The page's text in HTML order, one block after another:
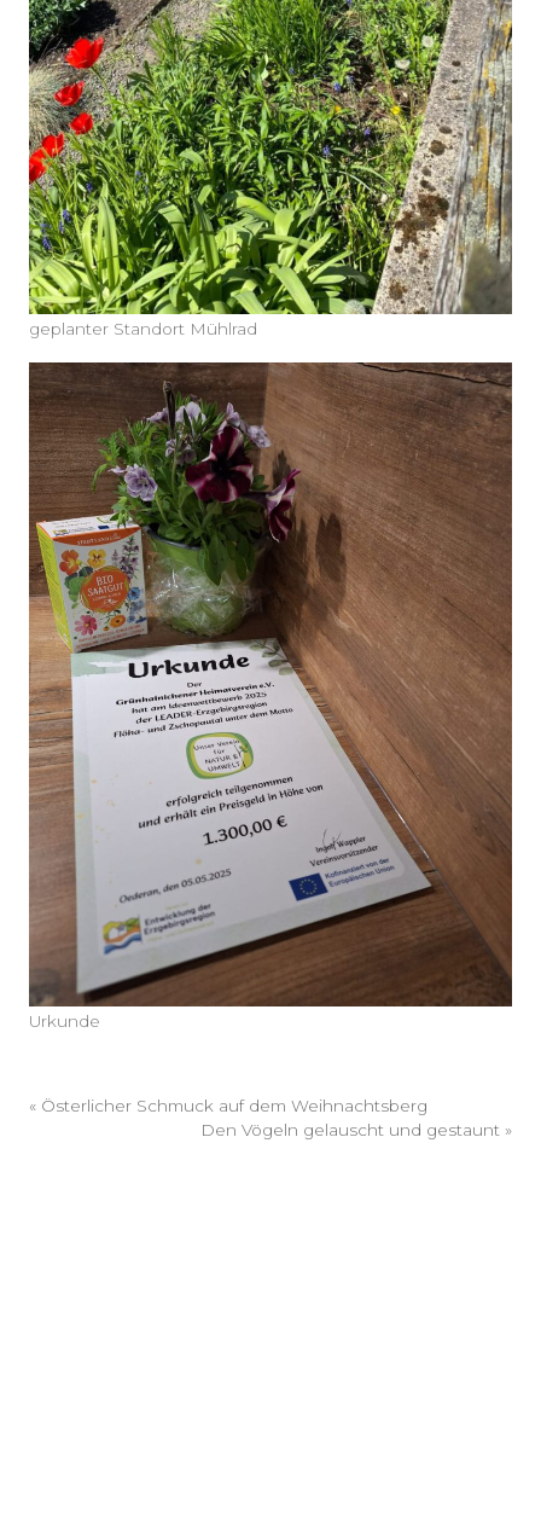
geplanter Standort Mühlrad
Urkunde
« Österlicher Schmuck auf dem Weihnachtsberg
Den Vögeln gelauscht und gestaunt »